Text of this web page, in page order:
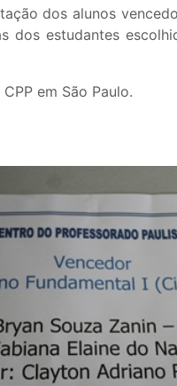
dos alunos
dos estudantes
em São Paulo.